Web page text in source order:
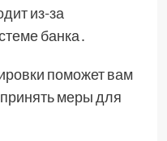
из-за
банка․
поможет вам
меры для